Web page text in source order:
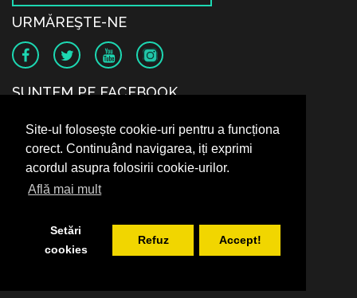
Site-ul folosește cookie-uri pentru a funcționa
corect. Continuând navigarea, iți exprimi
acordul asupra folosirii cookie-urilor.
Află mai mult
Setări
cookies
Refuz Accept!
URMĂREŞTE-NE
SUNTEM PE FACEBOOK